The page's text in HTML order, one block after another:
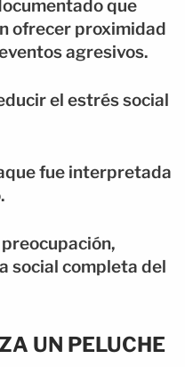
que
ofrecer proximidad
agresivos.
el estrés social
fue interpretada
social completa del
UN PELUCHE